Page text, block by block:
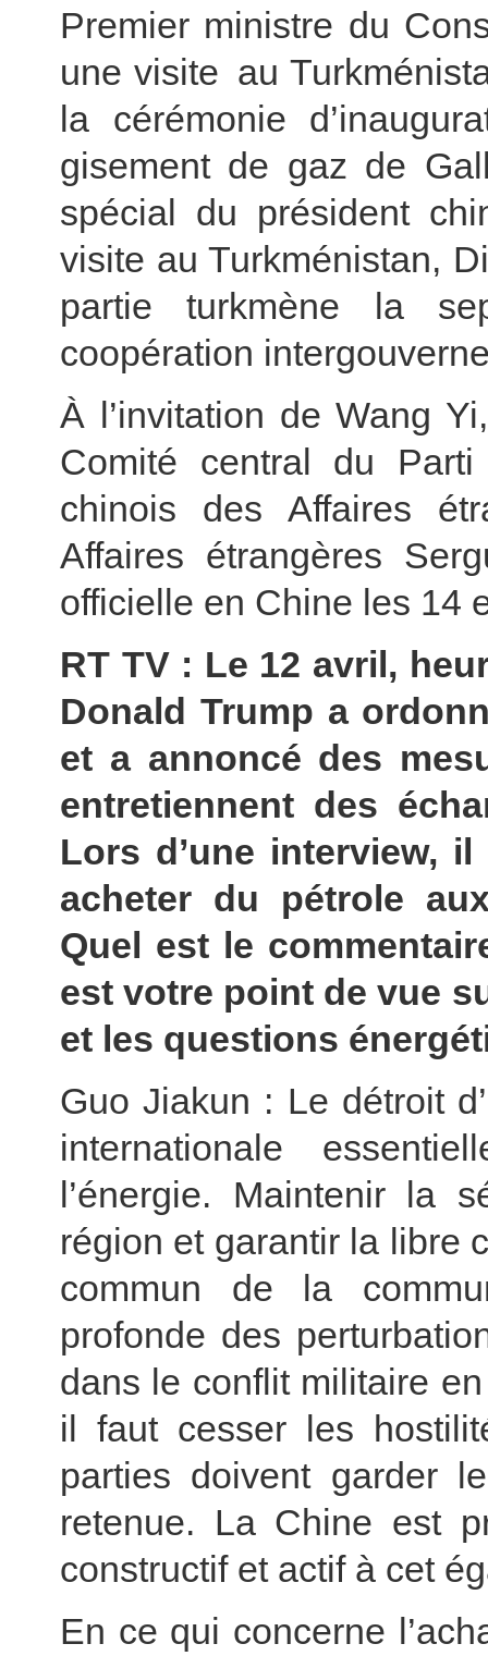
Premier ministre du
une visite au
la cérémonie
gisement de gaz de
spécial du président
visite au Turkménistan,
partie turkmène la
coopération
À l’invitation de Wang
Comité central du
chinois des Affaires
Affaires étrangères
officielle en Chine les 14
RT TV : Le 12 avril,
Donald Trump a
et a annoncé des
entretiennent des
Lors d’une interview,
acheter du pétrole
Quel est le
est votre point de vue
et les questions
Guo Jiakun : Le détroit
internationale
l’énergie. Maintenir la
région et garantir la libre
commun de la
profonde des
dans le conflit militaire
il faut cesser les
parties doivent garder
retenue. La Chine est
constructif et actif à cet
En ce qui concerne